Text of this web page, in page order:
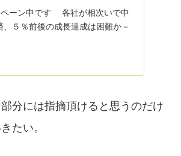
ペーン中です 各社が相次いで中
５％前後の成長達成は困難か－
分には指摘頂けると思うのだけ
たい。